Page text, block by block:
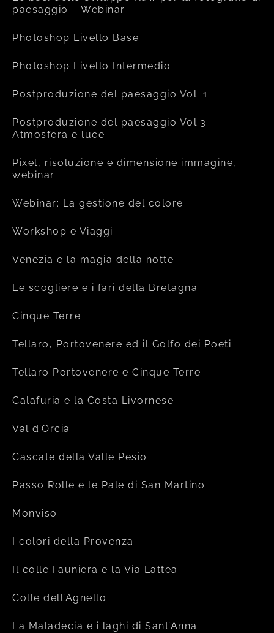
paesaggio – Webinar
Photoshop Livello Base
Photoshop Livello Intermedio
Postproduzione del paesaggio Vol. 1
Postproduzione del paesaggio Vol.3 –
Atmosfera e luce
Pixel, risoluzione e dimensione immagine,
webinar
Webinar: La gestione del colore
Workshop e Viaggi
Venezia e la magia della notte
Le scogliere e i fari della Bretagna
Cinque Terre
Tellaro, Portovenere ed il Golfo dei Poeti
Tellaro Portovenere e Cinque Terre
Calafuria e la Costa Livornese
Val d’Orcia
Cascate della Valle Pesio
Passo Rolle e le Pale di San Martino
Monviso
I colori della Provenza
Il colle Fauniera e la Via Lattea
Colle dell’Agnello
La Maladecia e i laghi di Sant’Anna